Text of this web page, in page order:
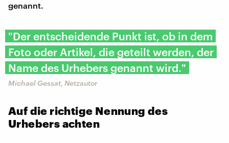
genannt.
"Der entscheidende Punkt ist, ob in dem
Foto oder Artikel, die geteilt werden, der
Name des Urhebers genannt wird."
Michael Gessat, Netzautor
Auf die richtige Nennung des
Urhebers achten